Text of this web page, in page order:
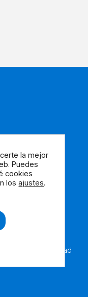
Accesibilidad
la mejor
Puedes
cookies
losajustes.